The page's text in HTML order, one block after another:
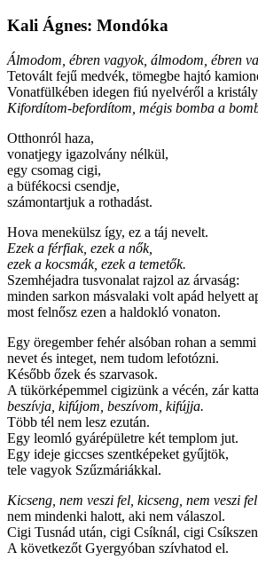
Kali Ágnes: Mondóka
Álmodom, ébren vagyok, álmodom, ébren
Tetovált fejű medvék, tömegbe hajtó
Vonatfülkében idegen fiú nyelvéről a
Kifordítom-befordítom, mégis bomba a
Otthonról haza,
vonatjegy igazolvány nélkül,
egy csomag cigi,
a büfékocsi csendje,
számontartjuk a rothadást.
Hova menekülsz így, ez a táj nevelt.
Ezek a férfiak, ezek a nők,
ezek a kocsmák, ezek a temetők.
Szemhéjadra tusvonalat rajzol az árvaság:
minden sarkon másvalaki volt apád helyett
most felnősz ezen a haldokló vonaton.
Egy öregember fehér alsóban rohan a
nevet és integet, nem tudom lefotózni.
Később őzek és szarvasok.
A tükörképemmel cigizünk a vécén, zár
beszívja, kifújom, beszívom, kifújja.
Több tél nem lesz ezután.
Egy leomló gyárépületre két templom jut.
Egy ideje giccses szentképeket gyűjtök,
tele vagyok Szűzmáriákkal.
Kicseng, nem veszi fel, kicseng, nem veszi
nem mindenki halott, aki nem válaszol.
Cigi Tusnád után, cigi Csíknál, cigi
A következőt Gyergyóban szívhatod el.